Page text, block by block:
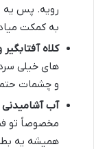
رویه. پس
به کمکت
کلاه
های خیلی
و چشمات حتماً
آب آشامیدنی
مخصوصاً تو
همیشه یه